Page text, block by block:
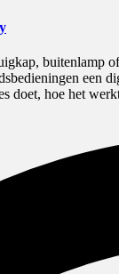
een
doet, hoe het